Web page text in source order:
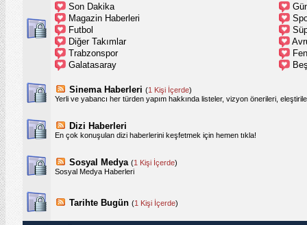
Son Dakika
Magazin Haberleri
Futbol
Diğer Takımlar
Trabzonspor
Galatasaray
Sinema Haberleri (1 Kişi İçerde)
Yerli ve yabancı her türden yapım hakkında listeler, vizyon önerileri,
Dizi Haberleri
En çok konuşulan dizi haberlerini keşfetmek için hemen tıkla!
Sosyal Medya (1 Kişi İçerde)
Sosyal Medya Haberleri
Tarihte Bugün (1 Kişi İçerde)